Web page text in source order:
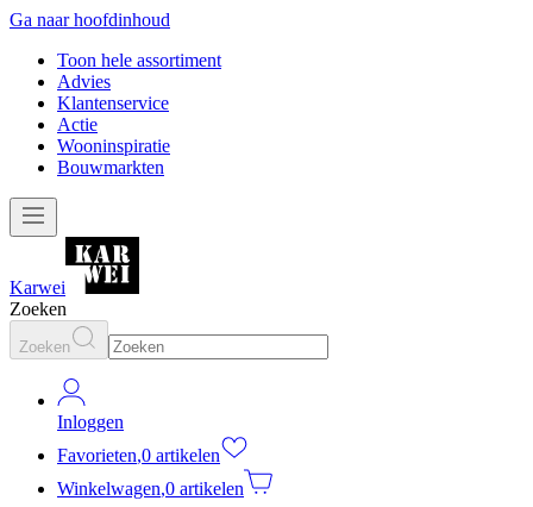
Ga naar hoofdinhoud
Toon hele assortiment
Advies
Klantenservice
Actie
Wooninspiratie
Bouwmarkten
Karwei
Zoeken
Zoeken
Inloggen
Favorieten,0 artikelen
Winkelwagen,0 artikelen